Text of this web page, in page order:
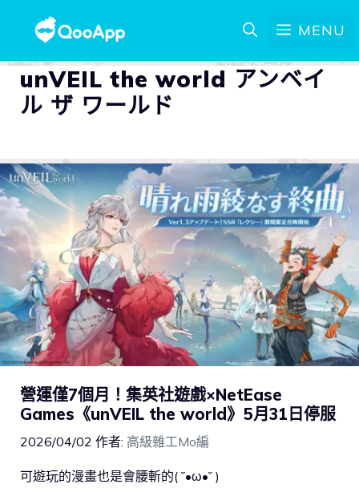
MENU
unVEIL the world アンベイ
ル ザ ワールド
營運僅7個月！集英社遊戲×NetEase
Games《unVEIL the world》5月31日停服
2026/04/02 作者: 高級雜工Mo編
可遊玩的漫畫也是會腰斬的( ˘•ω•˘ )